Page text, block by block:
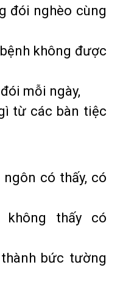
đói nghèo cùng
không được
mỗi ngày,
từ các bàn tiệc
có thấy, có
không thấy có
bức tường